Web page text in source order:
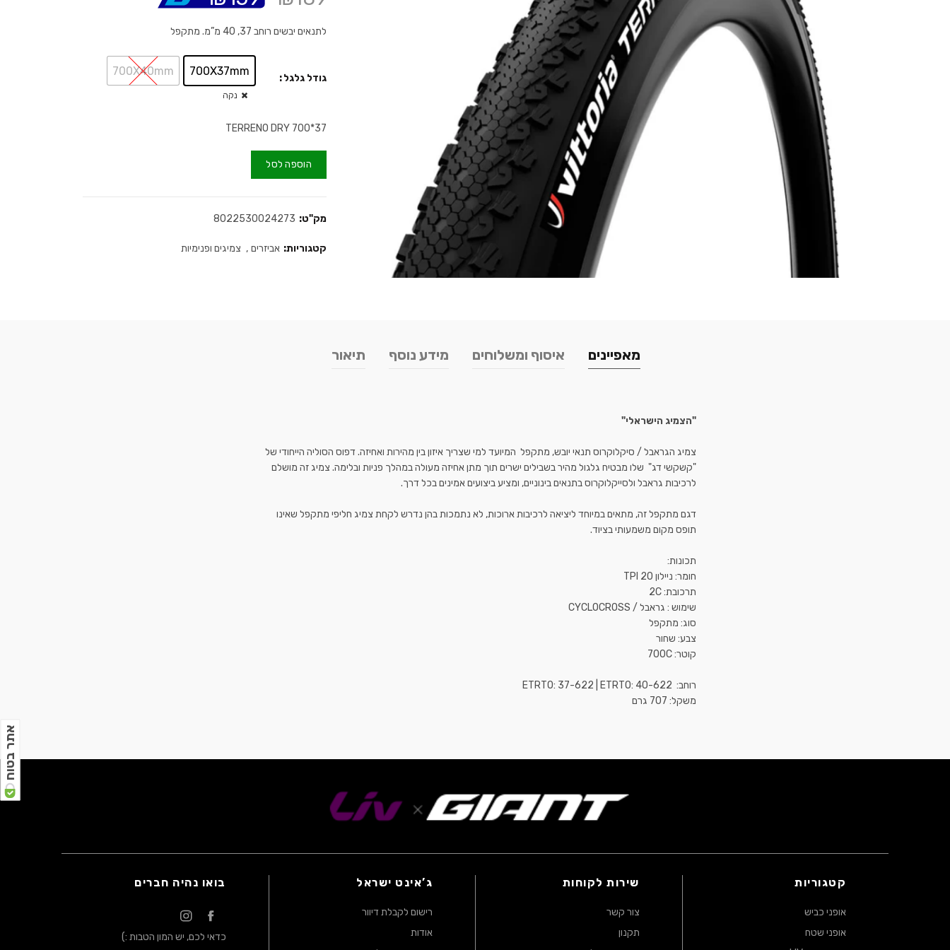
אתר בטוח
לתנאים יבשים רוחב 37, 40 מ”מ. מתקפל
גודל גלגל
700X37mm
700X40mm
נקה
TERRENO DRY 700*37
הוספה לסל
מק"ט: 8022530024273
קטגוריות: אביזרים , צמיגים ופנימיות
תיאור מידע נוסף איסוף ומשלוחים מאפיינים
"הצמיג הישראלי"
צמיג הגראבל / סיקלוקרוס תנאי יובש, מתקפל המיועד למי שצריך איזון בין מהירות ואחיזה. דפוס הסוליה הייחודי של
"קשקשי דג" שלו מבטיח גלגול מהיר בשבילים ישרים תוך מתן אחיזה מעולה במהלך פניות ובלימה. צמיג זה מושלם
דגם מתקפל זה, מתאים במיוחד ליציאה לרכיבות ארוכות, לא נתמכות בהן נדרש לקחת צמיג חליפי מתקפל שאינו
משקל: 707 גרם
קטגוריות
אופני כביש
אופני שטח
שירות לקוחות
צור קשר
תקנון
ג’אינט ישראל
רישום לקבלת דיוור
אודות
בואו נהיה חברים
כדאי לכם, יש המון הטבות :)